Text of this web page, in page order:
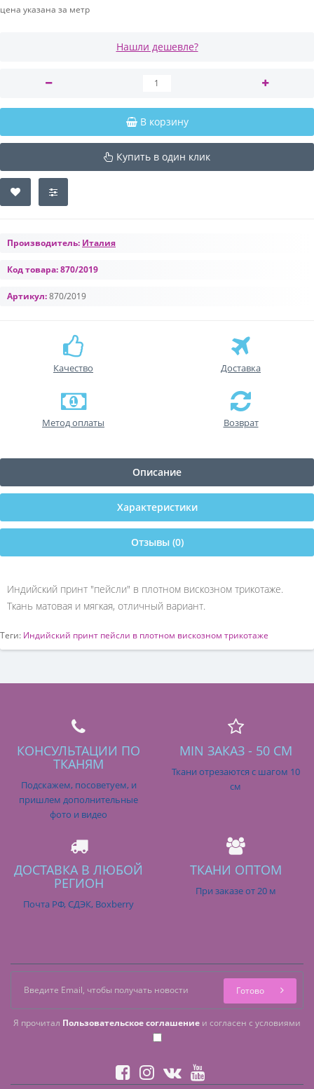
цена указана за метр
Нашли дешевле?
В корзину
Купить в один клик
Производитель: Италия
Код товара:870/2019
Артикул:870/2019
Качество Доставка
Метод оплаты Возврат
Описание
Характеристики
Отзывы (0)
Индийский принт "пейсли" в плотном вискозном трикотаже.
Ткань матовая и мягкая, отличный вариант.
Теги: Индийский принт пейсли в плотном вискозном трикотаже
КОНСУЛЬТАЦИИ ПО
ТКАНЯМ
Подскажем, посоветуем, и
пришлем дополнительные
фото и видео
MIN ЗАКАЗ - 50 СМ
Ткани отрезаются с шагом 10
см
ДОСТАВКА В ЛЮБОЙ
РЕГИОН
Почта РФ, СДЭК, Boxberry
ТКАНИ ОПТОМ
При заказе от 20 м
Я прочитал Пользовательское соглашение и согласен с условиями
Готово